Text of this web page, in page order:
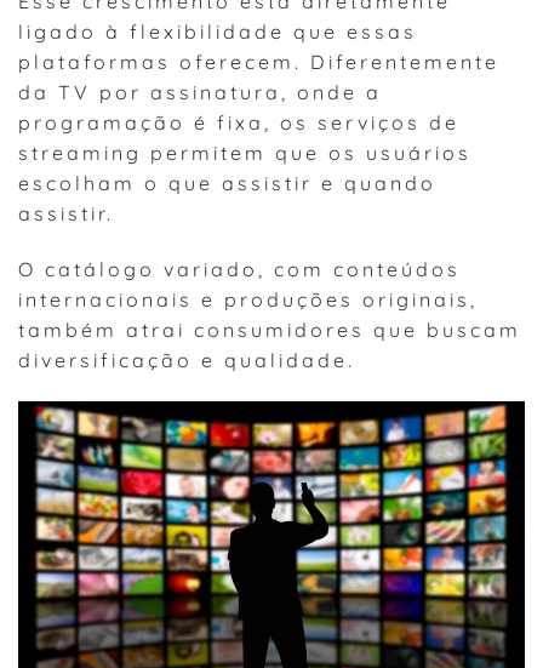
ligado à flexibilidade que essas
plataformas oferecem. Diferentemente
da TV por assinatura, onde a
programação é fixa, os serviços de
streaming permitem que os usuários
escolham o que assistir e quando
assistir.
O catálogo variado, com conteúdos
internacionais e produções originais,
também atrai consumidores que buscam
diversificação e qualidade.